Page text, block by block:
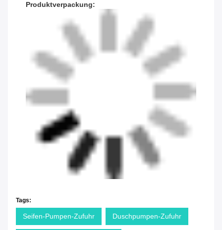
Produktverpackung:
Tags:
Seifen-Pumpen-Zufuhr Duschpumpen-Zufuhr